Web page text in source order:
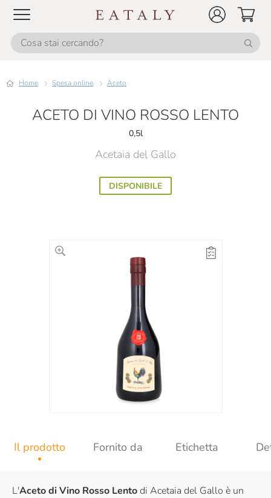
Home Spesa online Aceto
ACETO DI VINO ROSSO LENTO
0,5l
Acetaia del Gallo
DISPONIBILE
Il prodotto Fornito da Etichetta
L'Aceto di Vino Rosso Lentodi Acetaia del Gallo è un